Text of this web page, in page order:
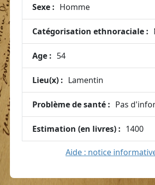
Sexe : Homme
Catégorisation ethnoraciale :
Age : 54
Lieu(x) : Lamentin
Problème de santé : Pas
Estimation (en livres) : 1400
Aide : notice